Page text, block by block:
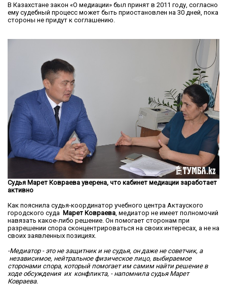
В Казахстане закон «О медиации» был принят в 2011 году, согласно
ему судебный процесс может быть приостановлен на 30 дней, пока
стороны не придут к соглашению.
Судья Марет Ковраева уверена, что кабинет медиации заработает
активно
Как пояснила судья-координатор учебного центра Актауского
городского суда Марет Ковраева, медиатор не имеет полномочий
навязать какое-либо решение. Он помогает сторонам при
разрешении спора сконцентрироваться на своих интересах, а не на
своих заявленных позициях.
-Медиатор - это не защитник и не судья, он даже не советчик, а
независимое, нейтральное физическое лицо, выбираемое
сторонами спора, который помогает им самим найти решение в
ходе обсуждения их конфликта, - напомнила судья Марет
Ковраева.